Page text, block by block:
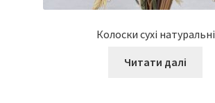
Колоски сухі натуральні
Читати далі